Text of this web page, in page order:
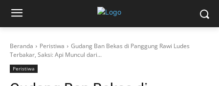
Beranda Peristiwa
Gudang Ban Bekas di Panggung Rawi Ludes
Terbakar, Saksi: Api Muncul dari...
Peristiwa